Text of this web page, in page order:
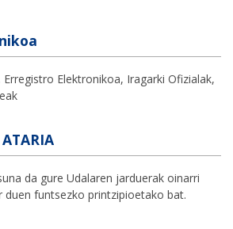
Erregistro Elektronikoa, Iragarki Ofizialak,
da gure Udalaren jarduerak oinarri
duen funtsezko printzipioetako bat.